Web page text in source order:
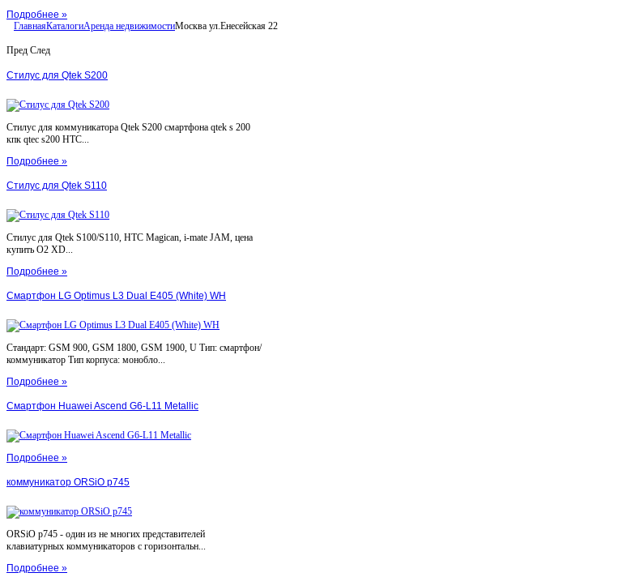
Подробнее »
ГлавнаяКаталогиАренда недвижимостиМосква ул.Енесейская 22
Пред След
Стилус для Qtek S200
Стилус для коммуникатора Qtek S200 смартфона qtek s 200
кпк qtec s200 HTC...
Подробнее »
Стилус для Qtek S110
Стилус для Qtek S100/S110, HTC Magican, i-mate JAM, цена
купить O2 XD...
Подробнее »
Смартфон LG Optimus L3 Dual E405 (White) WH
Стандарт: GSM 900, GSM 1800, GSM 1900, U Тип: смартфон/
коммуникатор Тип корпуса: монобло...
Подробнее »
Смартфон Huawei Ascend G6-L11 Metallic
Подробнее »
коммуникатор ORSiO p745
ORSiO p745 - один из не многих представителей
клавиатурных коммуникаторов с горизонтальн...
Подробнее »